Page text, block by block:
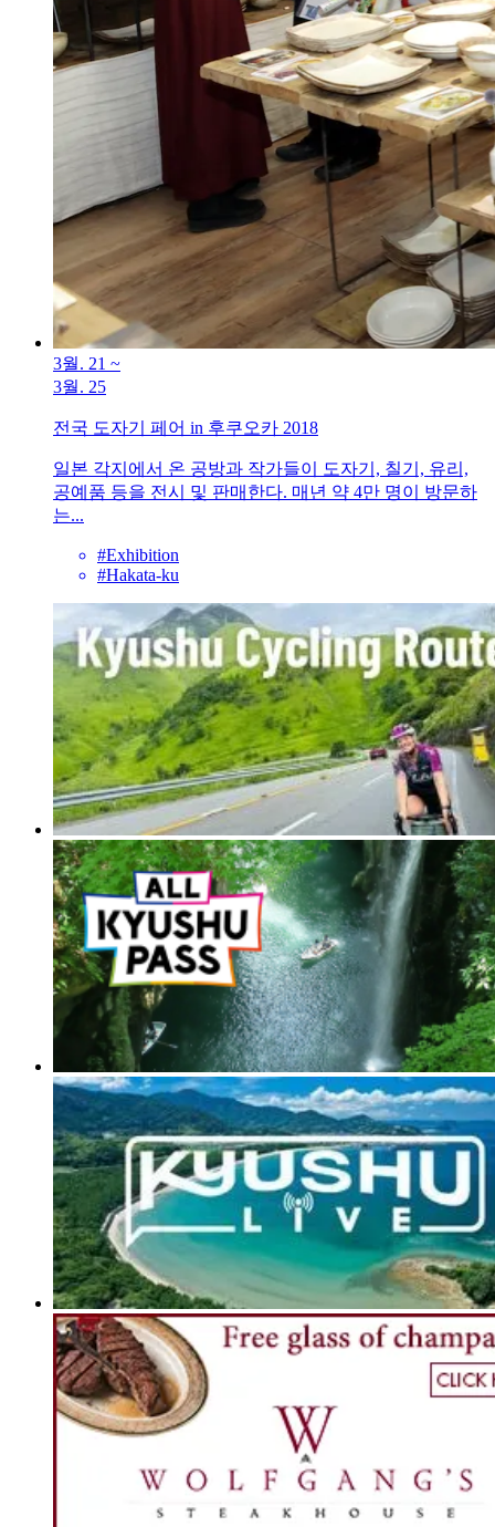
3월. 21 ~
3월. 25
전국 도자기 페어 in 후쿠오카 2018
일본 각지에서 온 공방과 작가들이 도자기, 칠기, 유리,
공예품 등을 전시 및 판매한다. 매년 약 4만 명이 방문하
는...
#Exhibition
#Hakata-ku